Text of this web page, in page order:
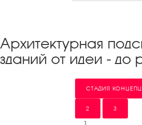
Архитектурная
зданий от идеи - до
СТАДИЯ
2 3